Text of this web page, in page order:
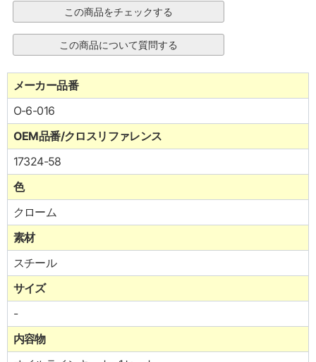
メーカー品番
O-6-016
OEM品番/クロスリファレンス
17324-58
色
クローム
素材
スチール
サイズ
-
内容物